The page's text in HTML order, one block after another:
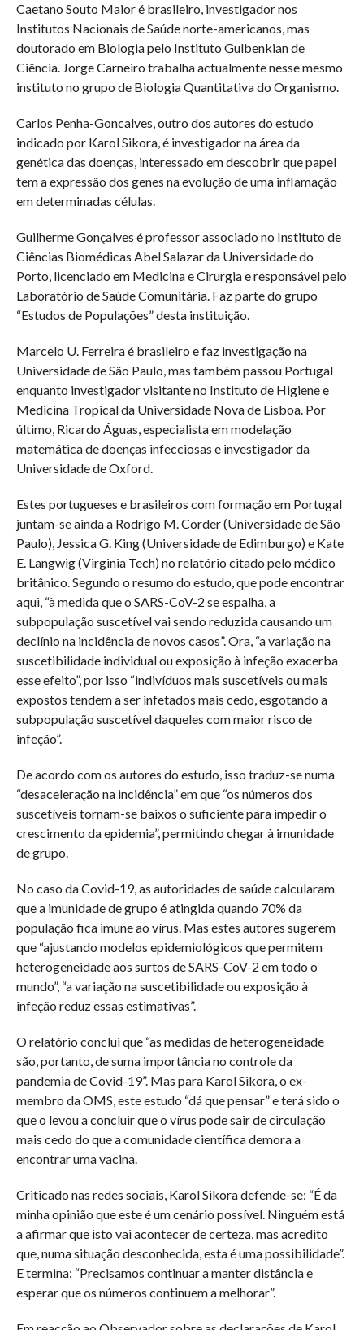
Caetano Souto Maior é brasileiro, investigador nos
Institutos Nacionais de Saúde norte-americanos, mas
doutorado em Biologia pelo Instituto Gulbenkian de
Ciência. Jorge Carneiro trabalha actualmente nesse mesmo
instituto no grupo de Biologia Quantitativa do Organismo.
Carlos Penha-Goncalves, outro dos autores do estudo
indicado por Karol Sikora, é investigador na área da
genética das doenças, interessado em descobrir que papel
tem a expressão dos genes na evolução de uma inflamação
em determinadas células.
Guilherme Gonçalves é professor associado no Instituto de
Ciências Biomédicas Abel Salazar da Universidade do
Porto, licenciado em Medicina e Cirurgia e responsável pelo
Laboratório de Saúde Comunitária. Faz parte do grupo
“Estudos de Populações” desta instituição.
Marcelo U. Ferreira é brasileiro e faz investigação na
Universidade de São Paulo, mas também passou Portugal
enquanto investigador visitante no Instituto de Higiene e
Medicina Tropical da Universidade Nova de Lisboa. Por
último, Ricardo Águas, especialista em modelação
matemática de doenças infecciosas e investigador da
Universidade de Oxford.
Estes portugueses e brasileiros com formação em Portugal
juntam-se ainda a Rodrigo M. Corder (Universidade de São
Paulo), Jessica G. King (Universidade de Edimburgo) e Kate
E. Langwig (Virginia Tech) no relatório citado pelo médico
britânico. Segundo o resumo do estudo, que pode encontrar
aqui, “à medida que o SARS-CoV-2 se espalha, a
subpopulação suscetível vai sendo reduzida causando um
declínio na incidência de novos casos”. Ora, “a variação na
suscetibilidade individual ou exposição à infeção exacerba
esse efeito”, por isso “indivíduos mais suscetíveis ou mais
expostos tendem a ser infetados mais cedo, esgotando a
subpopulação suscetível daqueles com maior risco de
infeção”.
De acordo com os autores do estudo, isso traduz-se numa
“desaceleração na incidência” em que “os números dos
suscetíveis tornam-se baixos o suficiente para impedir o
crescimento da epidemia”, permitindo chegar à imunidade
de grupo.
No caso da Covid-19, as autoridades de saúde calcularam
que a imunidade de grupo é atingida quando 70% da
população fica imune ao vírus. Mas estes autores sugerem
que “ajustando modelos epidemiológicos que permitem
heterogeneidade aos surtos de SARS-CoV-2 em todo o
mundo”, “a variação na suscetibilidade ou exposição à
infeção reduz essas estimativas”.
O relatório conclui que “as medidas de heterogeneidade
são, portanto, de suma importância no controle da
pandemia de Covid-19”. Mas para Karol Sikora, o ex-
membro da OMS, este estudo “dá que pensar” e terá sido o
que o levou a concluir que o vírus pode sair de circulação
mais cedo do que a comunidade científica demora a
encontrar uma vacina.
Criticado nas redes sociais, Karol Sikora defende-se: “É da
minha opinião que este é um cenário possível. Ninguém está
a afirmar que isto vai acontecer de certeza, mas acredito
que, numa situação desconhecida, esta é uma possibilidade”.
E termina: “Precisamos continuar a manter distância e
esperar que os números continuem a melhorar”.